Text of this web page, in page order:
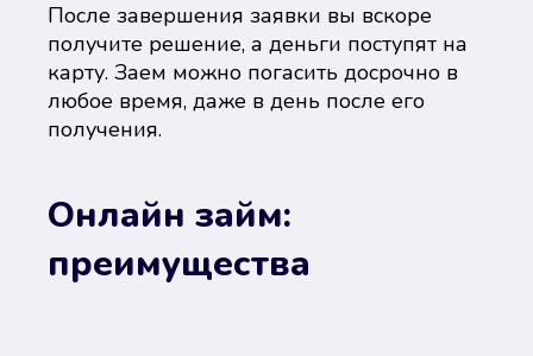
После завершения заявки вы вскоре
получите решение, а деньги поступят на
карту. Заем можно погасить досрочно в
любое время, даже в день после его
получения.
Онлайн займ:
преимущества